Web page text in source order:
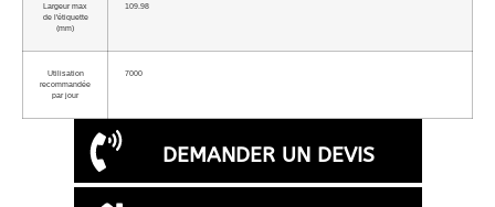
Largeur max
de l'étiquette
(mm)
109.98
Utilisation
recommandée
par jour
7000
DEMANDER UN DEVIS